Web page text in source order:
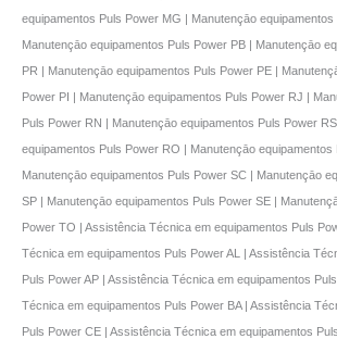
equipamentos Puls Power MG | Manutençāo equipamentos
Manutençāo equipamentos Puls Power PB | Manutençāo
PR | Manutençāo equipamentos Puls Power PE |
Power PI | Manutençāo equipamentos Puls Power RJ |
Puls Power RN | Manutençāo equipamentos Puls Power
equipamentos Puls Power RO | Manutençāo equipamentos
Manutençāo equipamentos Puls Power SC | Manutençāo
SP | Manutençāo equipamentos Puls Power SE |
Power TO | Assistência Técnica em equipamentos Puls
Técnica em equipamentos Puls Power AL | Assistência
Puls Power AP | Assistência Técnica em equipamentos
Técnica em equipamentos Puls Power BA | Assistência
Puls Power CE | Assistência Técnica em equipamentos